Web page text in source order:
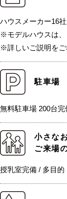
ハウスメーカー16
※モデルハウスは、
※詳しいご説明をご
駐車場
無料駐車場 200台完
小さな
ご来場
授乳室完備 / 多目